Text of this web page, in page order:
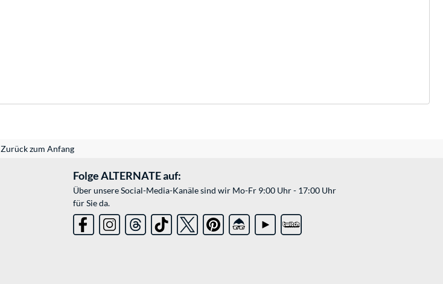
Zurück zum Anfang
Folge ALTERNATE auf:
Über unsere Social-Media-Kanäle sind wir Mo-Fr 9:00 Uhr - 17:00 Uhr
für Sie da.